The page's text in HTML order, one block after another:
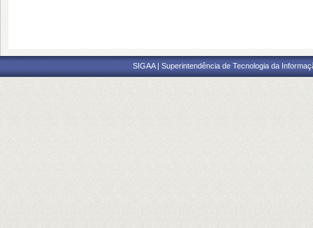
SIGAA | Superintendência de Tecnologia da